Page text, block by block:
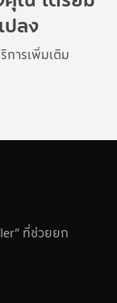
ลง
ารเพิ่มเติม
ที่ช่วยยก